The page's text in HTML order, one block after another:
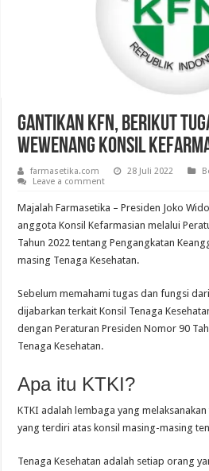
Gantikan KFN, Berikut
Wewenang Konsil
farmasetika.com 28 Juli 2022
Leave a comment
Majalah Farmasetika – Presiden Joko
anggota Konsil Kefarmasian melalui
Tahun 2022 tentang Pengangkatan
masing Tenaga Kesehatan.
Sebelum memahami tugas dan fungsi
dijabarkan terkait Konsil Tenaga
dengan Peraturan Presiden Nomor 90
Tenaga Kesehatan.
Apa itu KTKI?
KTKI adalah lembaga yang
yang terdiri atas konsil masing-masing
Tenaga Kesehatan adalah setiap orang